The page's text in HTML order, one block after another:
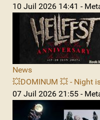
10 Juil 2026 14:41 -
News
💥DOMINUM 💥 - Night
07 Juil 2026 21:55 -